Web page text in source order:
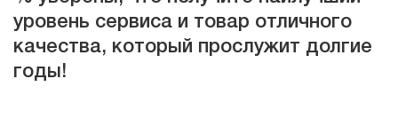
уровень сервиса и товар отличного
качества, который прослужит долгие
годы!